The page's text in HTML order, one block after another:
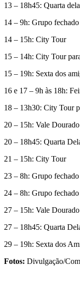
13 – 18h45: Quarta
14 – 9h: Grupo fechado
14 – 15h: City Tour
15 – 14h: City Tour
15 – 19h: Sexta dos
16 e 17 – 9h às 18h:
18 – 13h30: City Tour
20 – 15h: Vale Dourado
20 – 18h45: Quarta
21 – 15h: City Tour
23 – 8h: Grupo fechado
24 – 8h: Grupo fechado
27 – 15h: Vale Dourado
27 – 18h45: Quarta
29 – 19h: Sexta dos
Fotos: Divulgação/